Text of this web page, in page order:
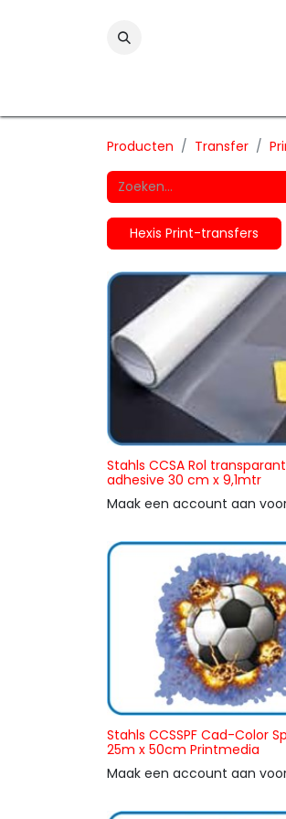
Producten Transfer
Hexis Print-transfers
Stahls CCSA Rol
adhesive 30 cm x 9,1mtr
Maak een account aan
Stahls CCSSPF Cad-Color
25m x 50cm Printmedia
Maak een account aan